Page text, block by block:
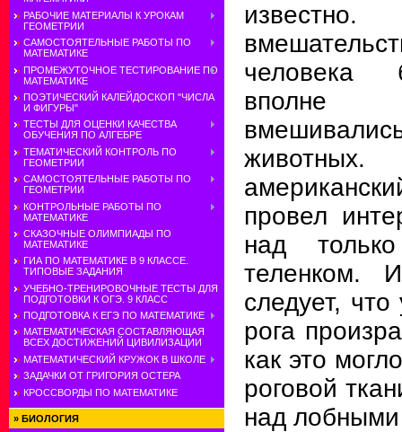
РАБОЧИЕ МАТЕРИАЛЫ К УРОКАМ
ГЕОМЕТРИИ
САМОСТОЯТЕЛЬНЫЕ РАБОТЫ ПО
МАТЕМАТИКЕ
ПРОМЕЖУТОЧНОЕ ТЕСТИРОВАНИЕ ПО
МАТЕМАТИКЕ
ПОЭТИЧЕСКИЙ КАЛЕЙДОСКОП "ЧИСЛА
И ФИГУРЫ"
ТЕСТЫ ДЛЯ ОЦЕНКИ КАЧЕСТВА
ОБУЧЕНИЯ ПО АЛГЕБРЕ
ТЕМАТИЧЕСКИЙ КОНТРОЛЬ ПО
ГЕОМЕТРИИ
САМОСТОЯТЕЛЬНЫЕ РАБОТЫ ПО
ГЕОМЕТРИИ
КОНТРОЛЬНЫЕ РАБОТЫ ПО
МАТЕМАТИКЕ
СКАЗОЧНЫЕ ОЛИМПИАДЫ ПО
МАТЕМАТИКЕ
ГИА ПО МАТЕМАТИКЕ В 9 КЛАССЕ.
ТИПОВЫЕ ЗАДАНИЯ
УЧЕБНО-ТРЕНИРОВОЧНЫЕ ТЕСТЫ ДЛЯ
ПОДГОТОВКИ К ОГЭ. 9 КЛАСС
ПОДГОТОВКА К ЕГЭ ПО МАТЕМАТИКЕ
МАТЕМАТИЧЕСКАЯ СОСТАВЛЯЮЩАЯ
ВСЕХ ДОСТИЖЕНИЙ ЦИВИЛИЗАЦИИ
МАТЕМАТИЧЕСКИЙ КРУЖОК В ШКОЛЕ
ЗАДАЧКИ ОТ ГРИГОРИЯ ОСТЕРА
КРОССВОРДЫ ПО МАТЕМАТИКЕ
» БИОЛОГИЯ
человека
вполне
провел
над
теленком.
следует,
рога
как это
роговой
над